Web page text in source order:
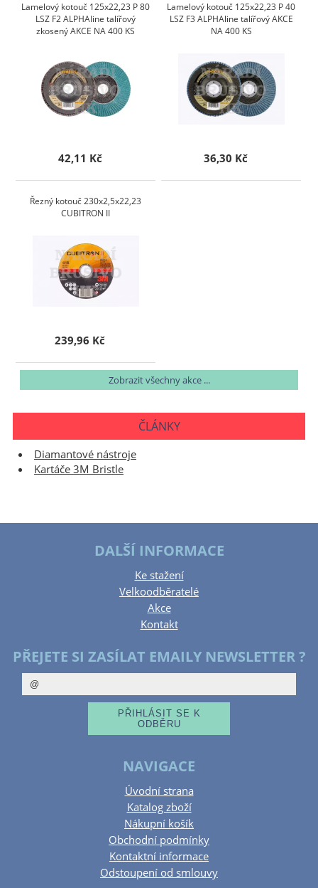
Lamelový kotouč 125x22,23 P 80
LSZ F2 ALPHAline talířový
zkosený AKCE NA 400 KS
42,11 Kč
Lamelový kotouč 125x22,23 P 40
LSZ F3 ALPHAline talířový AKCE
NA 400 KS
36,30 Kč
Řezný kotouč 230x2,5x22,23
CUBITRON II
239,96 Kč
Zobrazit všechny akce ...
ČLÁNKY
Diamantové nástroje
Kartáče 3M Bristle
DALŠÍ INFORMACE
Ke stažení
Velkoodběratelé
Akce
Kontakt
PŘEJETE SI ZASÍLAT EMAILY NEWSLETTER ?
NAVIGACE
Úvodní strana
Katalog zboží
Nákupní košík
Obchodní podmínky
Kontaktní informace
Odstoupení od smlouvy